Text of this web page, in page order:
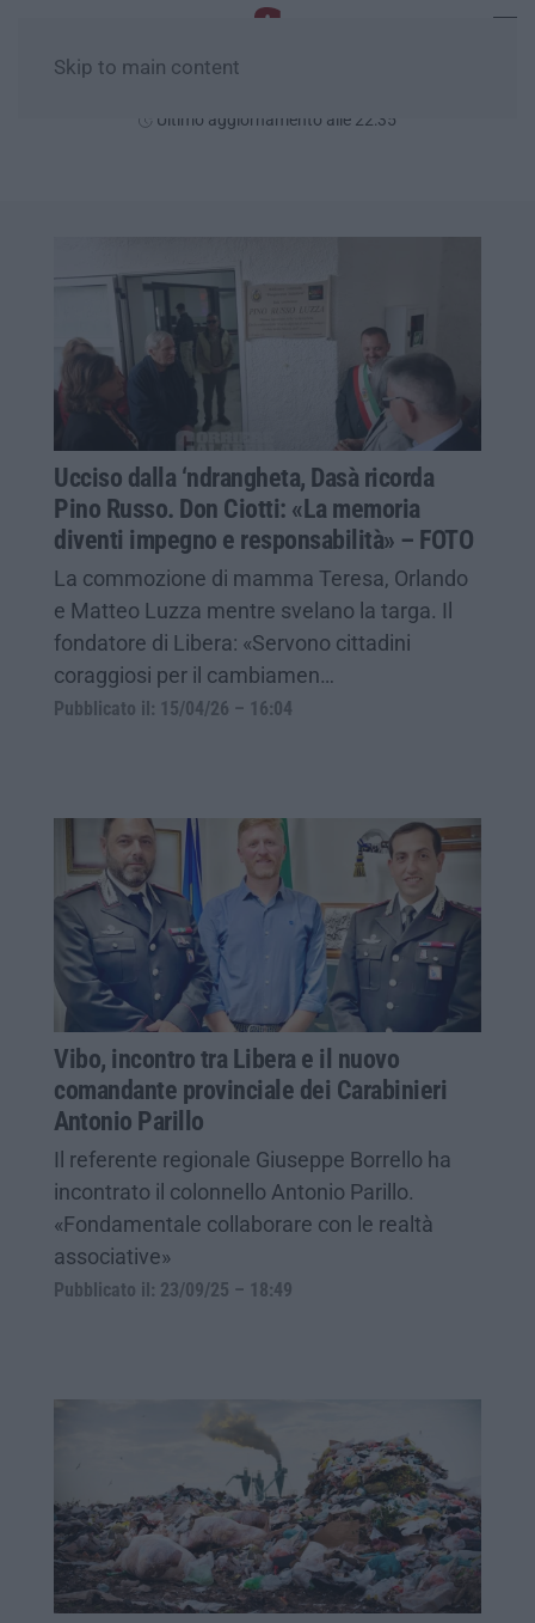
Skip to main content
Ultimo aggiornamento alle 22:35
Ucciso dalla ‘ndrangheta, Dasà ricorda
Pino Russo. Don Ciotti: «La memoria
diventi impegno e responsabilità» – FOTO
La commozione di mamma Teresa, Orlando
e Matteo Luzza mentre svelano la targa. Il
fondatore di Libera: «Servono cittadini
coraggiosi per il cambiamen…
Pubblicato il: 15/04/26 – 16:04
Vibo, incontro tra Libera e il nuovo
comandante provinciale dei Carabinieri
Antonio Parillo
Il referente regionale Giuseppe Borrello ha
incontrato il colonnello Antonio Parillo.
«Fondamentale collaborare con le realtà
associative»
Pubblicato il: 23/09/25 – 18:49